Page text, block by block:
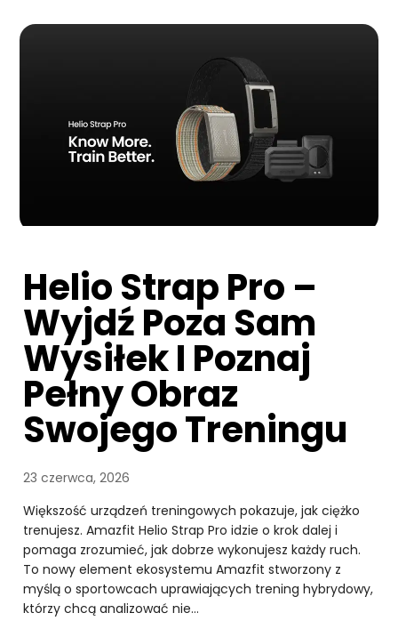
Helio Strap Pro –
Wyjdź Poza Sam
Wysiłek I Poznaj
Pełny Obraz
Swojego Treningu
23 czerwca, 2026
Większość urządzeń treningowych pokazuje, jak ciężko
trenujesz. Amazfit Helio Strap Pro idzie o krok dalej i
pomaga zrozumieć, jak dobrze wykonujesz każdy ruch.
To nowy element ekosystemu Amazfit stworzony z
myślą o sportowcach uprawiających trening hybrydowy,
którzy chcą analizować nie…